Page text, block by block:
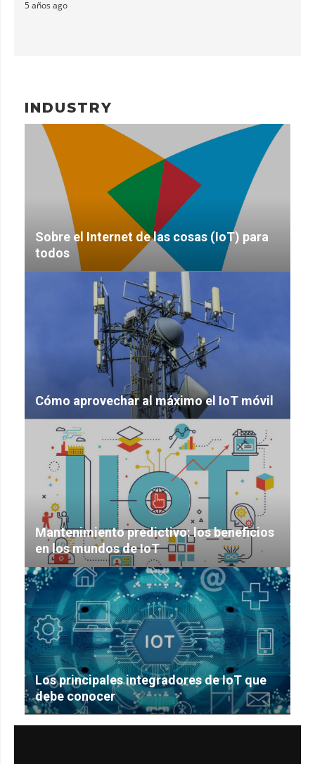
5 años ago
INDUSTRY
Sobre el Internet de las cosas (IoT) para
todos
Cómo aprovechar al máximo el IoT móvil
Mantenimiento predictivo: los beneficios
en los mundos de IoT
Los principales integradores de IoT que
debe conocer